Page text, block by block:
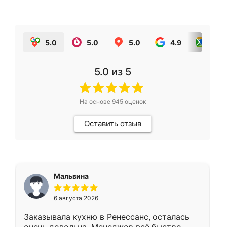
5.0 5.0 5.0 4.9
5.0 из 5
На основе 945оценок
Оставить отзыв
Мальвина
6 августа 2026
Заказывала кухню в Ренессанс, осталась